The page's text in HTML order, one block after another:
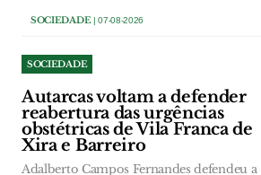
SOCIEDADE| 07-08-2026
SOCIEDADE
Autarcas voltam a defender
reabertura das urgências
obstétricas de Vila Franca de
Xira e Barreiro
Adalberto Campos Fernandes defendeu a